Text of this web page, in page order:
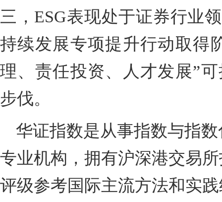
三，ESG表现处于证券行业
持续发展专项提升行动取得
理、责任投资、人才发展”
步伐。
华证指数是从事指数与指
专业机构，拥有沪深港交易
评级参考国际主流方法和实